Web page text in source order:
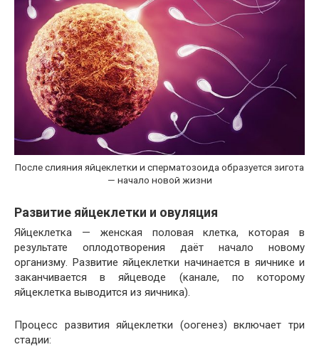
После слияния яйцеклетки и сперматозоида образуется зигота
— начало новой жизни
Развитие яйцеклетки и овуляция
Яйцеклетка — женская половая клетка, которая в
результате оплодотворения даёт начало новому
организму. Развитие яйцеклетки начинается в яичнике и
заканчивается в яйцеводе (канале, по которому
яйцеклетка выводится из яичника).
Процесс развития яйцеклетки (оогенез) включает три
стадии: